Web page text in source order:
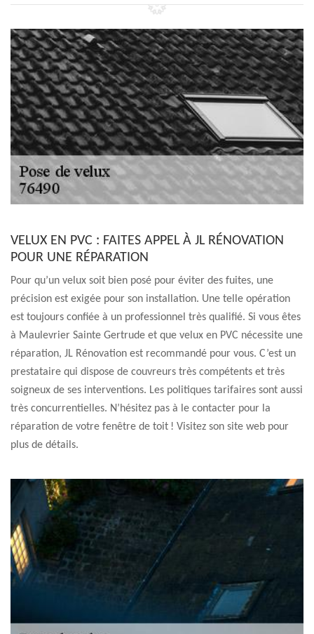
VELUX EN PVC : FAITES APPEL À JL RÉNOVATION
POUR UNE RÉPARATION
Pour qu’un velux soit bien posé pour éviter des fuites, une
précision est exigée pour son installation. Une telle opération
est toujours confiée à un professionnel très qualifié. Si vous êtes
à Maulevrier Sainte Gertrude et que velux en PVC nécessite une
réparation, JL Rénovation est recommandé pour vous. C’est un
prestataire qui dispose de couvreurs très compétents et très
soigneux de ses interventions. Les politiques tarifaires sont aussi
très concurrentielles. N’hésitez pas à le contacter pour la
réparation de votre fenêtre de toit ! Visitez son site web pour
plus de détails.